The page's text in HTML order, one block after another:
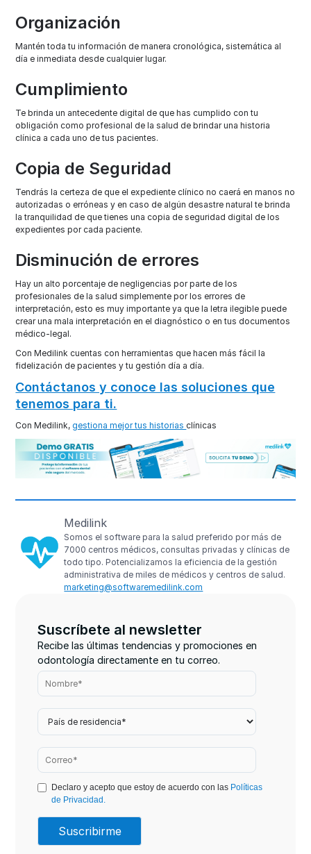
Organización
Mantén toda tu información de manera cronológica, sistemática al
día e inmediata desde cualquier lugar.
Cumplimiento
Te brinda un antecedente digital de que has cumplido con tu
obligación como profesional de la salud de brindar una historia
clínica a cada uno de tus pacientes.
Copia de Seguridad
Tendrás la certeza de que el expediente clínico no caerá en manos no
autorizadas o erróneas y en caso de algún desastre natural te brinda
la tranquilidad de que tienes una copia de seguridad digital de los
expedientes por cada paciente.
Disminución de errores
Hay un alto porcentaje de negligencias por parte de los
profesionales de la salud simplemente por los errores de
interpretación, esto es muy importante ya que la letra ilegible puede
crear una mala interpretación en el diagnóstico o en tus documentos
médico-legal.
Con Medilink cuentas con herramientas que hacen más fácil la
fidelización de pacientes y tu gestión día a día.
Contáctanos y conoce las soluciones que
tenemos para ti.
Con Medilink,gestiona mejor tus historias clínicas
Medilink
Somos el software para la salud preferido por más de
7000 centros médicos, consultas privadas y clínicas de
todo tipo. Potencializamos la eficiencia de la gestión
administrativa de miles de médicos y centros de salud.
marketing@softwaremedilink.com
Suscríbete al newsletter
Recibe las últimas tendencias y promociones en
odontología directamente en tu correo.
Declaro y acepto que estoy de acuerdo con las Políticas
de Privacidad.